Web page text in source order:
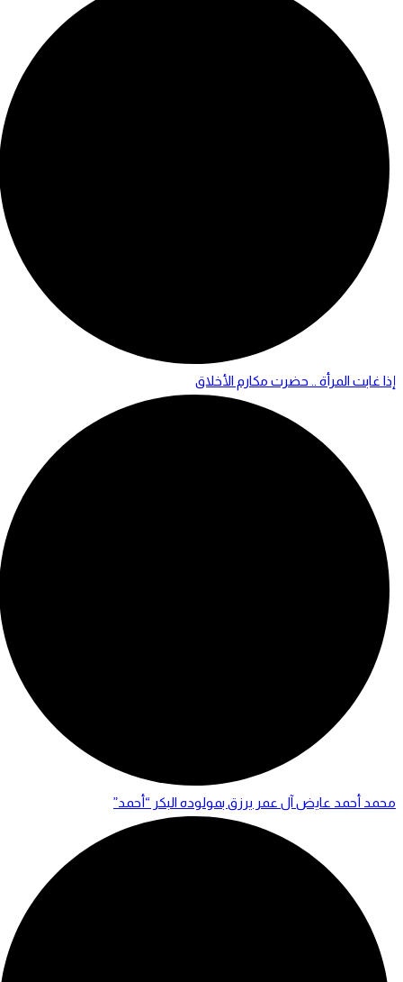
إذا غابت المرأة .. حضرت مكارم الأخلاق
محمد أحمد عايض آل عمر يرزق بمولوده البكر “أحمد”